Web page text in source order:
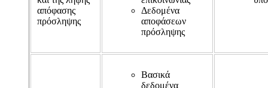
απόφασης
πρόσληψης
Δεδομένα
αποφάσεων
πρόσληψης
Βασικά
δεδομένα